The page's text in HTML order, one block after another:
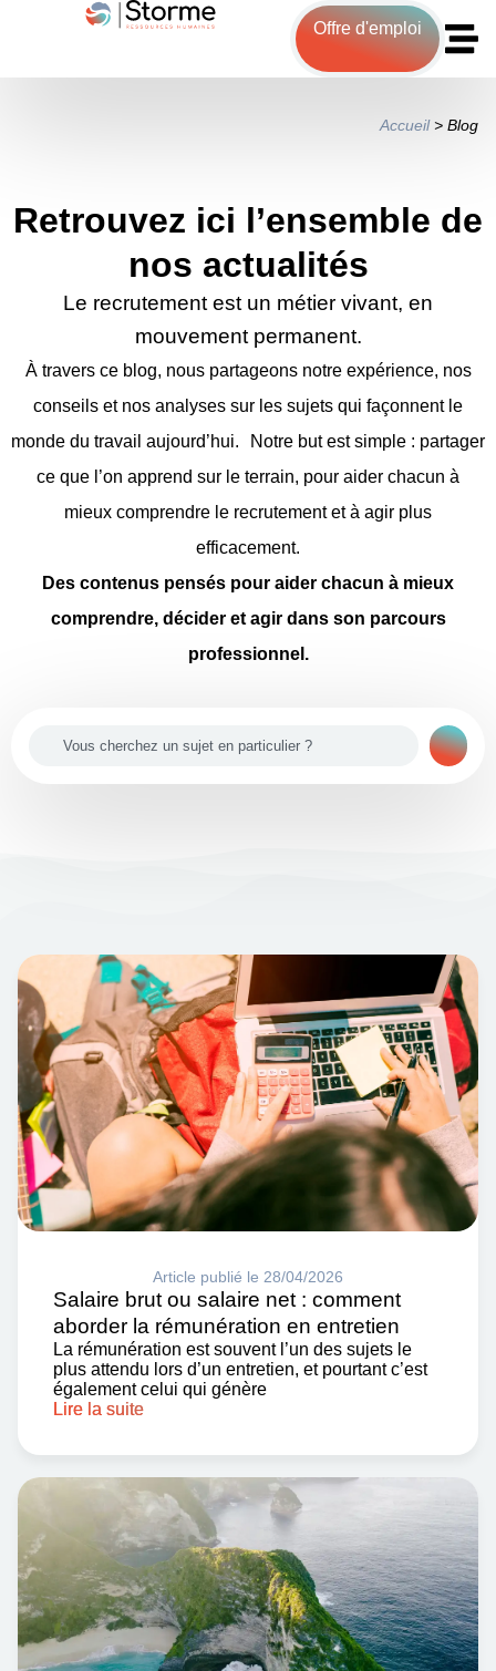
Offre d'emploi
Accueil> Blog
Retrouvez ici l’ensemble de
nos actualités
Le recrutement est un métier vivant, en
mouvement permanent.
À travers ce blog, nous partageons notre expérience, nos
conseils et nos analyses sur les sujets qui façonnent le
monde du travail aujourd’hui. Notre but est simple : partager
ce que l’on apprend sur le terrain, pour aider chacun à
mieux comprendre le recrutement et à agir plus
efficacement.
Des contenus pensés pour aider chacun à mieux
comprendre, décider et agir dans son parcours
professionnel.
Article publié le 28/04/2026
Salaire brut ou salaire net : comment
aborder la rémunération en entretien
La rémunération est souvent l’un des sujets le
plus attendu lors d’un entretien, et pourtant c’est
également celui qui génère
Lire la suite